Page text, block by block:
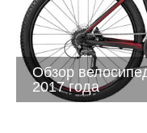
Обзор
2017 года